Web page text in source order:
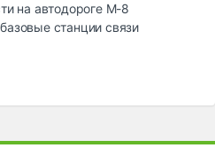
на автодороге М-8
станции связи